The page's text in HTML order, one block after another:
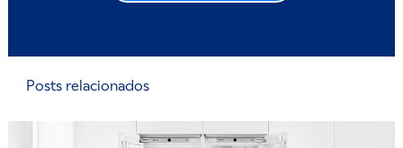
Posts relacionados